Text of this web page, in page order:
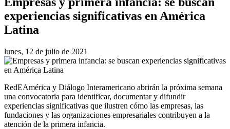
experiencias significativas en América
Latina
lunes, 12 de julio de 2021
RedEAmérica y Diálogo Interamericano abrirán la próxima semana
una convocatoria para identificar, documentar y difundir
experiencias significativas que ilustren cómo las empresas, las
fundaciones y las organizaciones empresariales contribuyen a la
atención de la primera infancia.